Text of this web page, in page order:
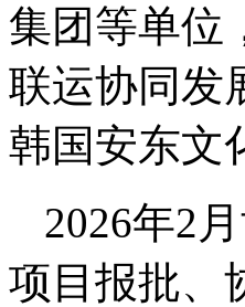
集团等单位
联运协同发
韩国安东文
2026年2
项目报批、